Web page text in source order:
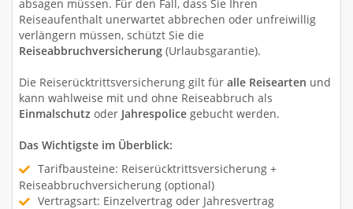
absagen müssen. Für den Fall, dass Sie Ihren
Reiseaufenthalt unerwartet abbrechen oder unfreiwillig
verlängern müssen, schützt Sie die
Reiseabbruchversicherung (Urlaubsgarantie).
Die Reiserücktrittsversicherung gilt für alle Reisearten und
kann wahlweise mit und ohne Reiseabbruch als
Einmalschutz oder Jahrespolice gebucht werden.
Das Wichtigste im Überblick:
Tarifbausteine: Reiserücktrittsversicherung +
Reiseabbruchversicherung (optional)
Vertragsart: Einzelvertrag oder Jahresvertrag